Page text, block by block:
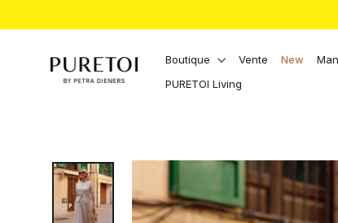
Boutique Vente New
PURETOI Living